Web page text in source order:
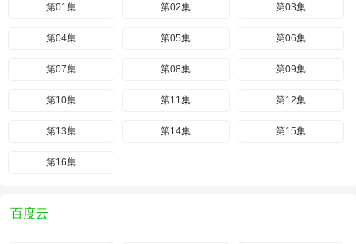
第01集 第02集 第03集
第04集 第05集 第06集
第07集 第08集 第09集
第10集 第11集 第12集
第13集 第14集 第15集
第16集
百度云